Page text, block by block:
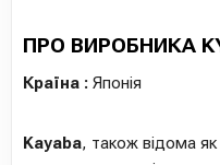
ПРО ВИРОБНИКА
Країна : Японія
Kayaba, також відома як